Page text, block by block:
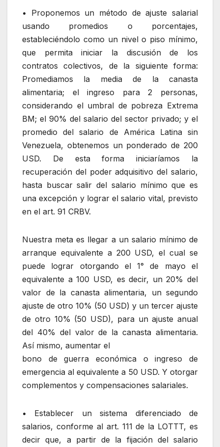
• Proponemos un método de ajuste salarial
usando promedios o porcentajes,
estableciéndolo como un nivel o piso mínimo,
que permita iniciar la discusión de los
contratos colectivos, de la siguiente forma:
Promediamos la media de la canasta
alimentaria; el ingreso para 2 personas,
considerando el umbral de pobreza Extrema
BM; el 90% del salario del sector privado; y el
promedio del salario de América Latina sin
Venezuela, obtenemos un ponderado de 200
USD. De esta forma iniciaríamos la
recuperación del poder adquisitivo del salario,
hasta buscar salir del salario mínimo que es
una excepción y lograr el salario vital, previsto
en el art. 91 CRBV.
Nuestra meta es llegar a un salario mínimo de
arranque equivalente a 200 USD, el cual se
puede lograr otorgando el 1° de mayo el
equivalente a 100 USD, es decir, un 20% del
valor de la canasta alimentaria, un segundo
ajuste de otro 10% (50 USD) y un tercer ajuste
de otro 10% (50 USD), para un ajuste anual
del 40% del valor de la canasta alimentaria.
Así mismo, aumentar el
bono de guerra económica o ingreso de
emergencia al equivalente a 50 USD. Y otorgar
complementos y compensaciones salariales.
• Establecer un sistema diferenciado de
salarios, conforme al art. 111 de la LOTTT, es
decir que, a partir de la fijación del salario